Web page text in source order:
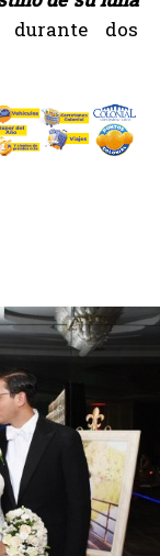
durante dos